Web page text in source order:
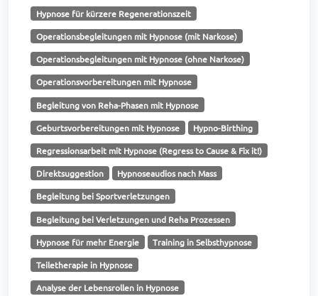
Hypnose für kürzere Regenerationszeit
Operationsbegleitungen mit Hypnose (mit Narkose)
Operationsbegleitungen mit Hypnose (ohne Narkose)
Operationsvorbereitungen mit Hypnose
Begleitung von Reha-Phasen mit Hypnose
Geburtsvorbereitungen mit Hypnose Hypno-Birthing
Regressionsarbeit mit Hypnose (Regress to Cause & Fix it!)
Direktsuggestion Hypnoseaudios nach Mass
Begleitung bei Sportverletzungen
Begleitung bei Verletzungen und Reha Prozessen
Hypnose für mehr Energie Training in Selbsthypnose
Teiletherapie in Hypnose
Analyse der Lebensrollen in Hypnose